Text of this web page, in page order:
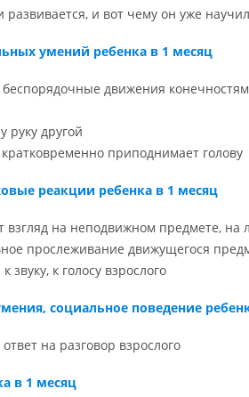
и вот чему он уже
умений ребенка в 1 месяц
движения
руку другой
приподнимает голову
реакции ребенка в 1 месяц
взгляд на неподвижном предмете, на
прослеживание движущегося
звуку, к голосу взрослого
социальное поведение
на разговор взрослого
в 1 месяц